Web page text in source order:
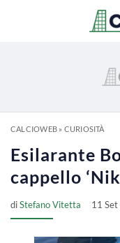
CALCIOWEB» CURIOSITÀ
Esilarante
cappello
diStefano Vitetta 11